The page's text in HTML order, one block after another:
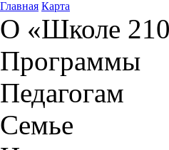
Главная Карта
О «Школе
Программы
Педагогам
Семье